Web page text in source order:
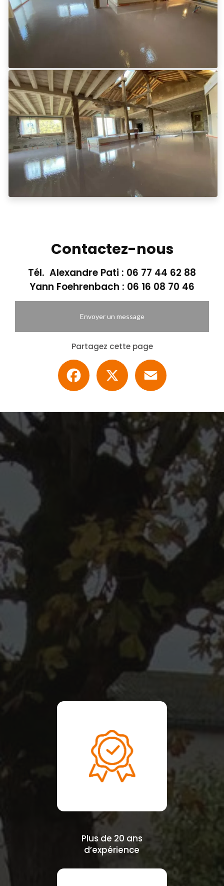
Contactez-nous
Tél. Alexandre Pati : 06 77 44 62 88
Yann Foehrenbach : 06 16 08 70 46
Envoyer un message
Partagez cette page
Facebook
Plus de 20 ans
d’expérience